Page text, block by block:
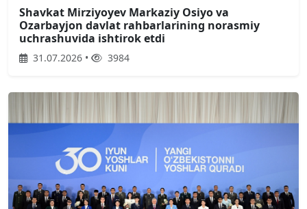
Shavkat Mirziyoyev Markaziy Osiyo va
Ozarbayjon davlat rahbarlarining norasmiy
uchrashuvida ishtirok etdi
31.07.2026 • 3984